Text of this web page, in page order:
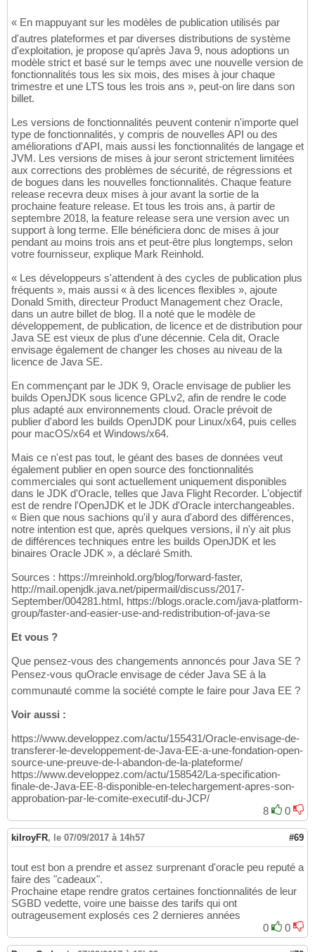
« En mappuyant sur les modèles de publication utilisés par
d'autres plateformes et par diverses distributions de système
d'exploitation, je propose qu'après Java 9, nous adoptions un
modèle strict et basé sur le temps avec une nouvelle version de
fonctionnalités tous les six mois, des mises à jour chaque
trimestre et une LTS tous les trois ans », peut-on lire dans son
billet.
Les versions de fonctionnalités peuvent contenir n'importe quel
type de fonctionnalités, y compris de nouvelles API ou des
améliorations d'API, mais aussi les fonctionnalités de langage et
JVM. Les versions de mises à jour seront strictement limitées
aux corrections des problèmes de sécurité, de régressions et
de bogues dans les nouvelles fonctionnalités. Chaque feature
release recevra deux mises à jour avant la sortie de la
prochaine feature release. Et tous les trois ans, à partir de
septembre 2018, la feature release sera une version avec un
support à long terme. Elle bénéficiera donc de mises à jour
pendant au moins trois ans et peut-être plus longtemps, selon
votre fournisseur, explique Mark Reinhold.
« Les développeurs s'attendent à des cycles de publication plus
fréquents », mais aussi « à des licences flexibles », ajoute
Donald Smith, directeur Product Management chez Oracle,
dans un autre billet de blog. Il a noté que le modèle de
développement, de publication, de licence et de distribution pour
Java SE est vieux de plus d'une décennie. Cela dit, Oracle
envisage également de changer les choses au niveau de la
licence de Java SE.
En commençant par le JDK 9, Oracle envisage de publier les
builds OpenJDK sous licence GPLv2, afin de rendre le code
plus adapté aux environnements cloud. Oracle prévoit de
publier d'abord les builds OpenJDK pour Linux/x64, puis celles
pour macOS/x64 et Windows/x64.
Mais ce n'est pas tout, le géant des bases de données veut
également publier en open source des fonctionnalités
commerciales qui sont actuellement uniquement disponibles
dans le JDK d'Oracle, telles que Java Flight Recorder. L'objectif
est de rendre l'OpenJDK et le JDK d'Oracle interchangeables.
« Bien que nous sachions qu'il y aura d'abord des différences,
notre intention est que, après quelques versions, il n'y ait plus
de différences techniques entre les builds OpenJDK et les
binaires Oracle JDK », a déclaré Smith.
Sources : https://mreinhold.org/blog/forward-faster,
http://mail.openjdk.java.net/pipermail/discuss/2017-
September/004281.html, https://blogs.oracle.com/java-platform-
group/faster-and-easier-use-and-redistribution-of-java-se
Et vous ?
Que pensez-vous des changements annoncés pour Java SE ?
Pensez-vous quOracle envisage de céder Java SE à la
communauté comme la société compte le faire pour Java EE ?
Voir aussi :
https://www.developpez.com/actu/155431/Oracle-envisage-de-
transferer-le-developpement-de-Java-EE-a-une-fondation-open-
source-une-preuve-de-l-abandon-de-la-plateforme/
https://www.developpez.com/actu/158542/La-specification-
finale-de-Java-EE-8-disponible-en-telechargement-apres-son-
approbation-par-le-comite-executif-du-JCP/
8
0
kilroyFR, le 07/09/2017 à 14h57 #69
tout est bon a prendre et assez surprenant d'oracle peu reputé a
faire des "cadeaux".
Prochaine etape rendre gratos certaines fonctionnalités de leur
SGBD vedette, voire une baisse des tarifs qui ont
outrageusement explosés ces 2 dernieres années
0
0